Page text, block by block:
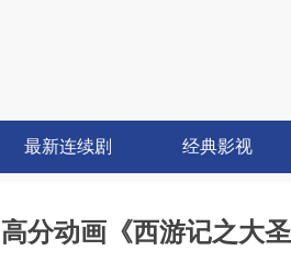
最新连续剧 经典影视
高分动画《西游记之大